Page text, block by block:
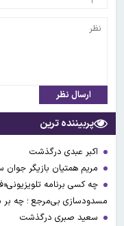
ارسال نظر
پربیننده ترین
اکبر عبدی درگذشت
مریم همتیان بازیگر
مسدودسازی بی‌مرجع ؛ چه بر
سعید صبری درگذشت